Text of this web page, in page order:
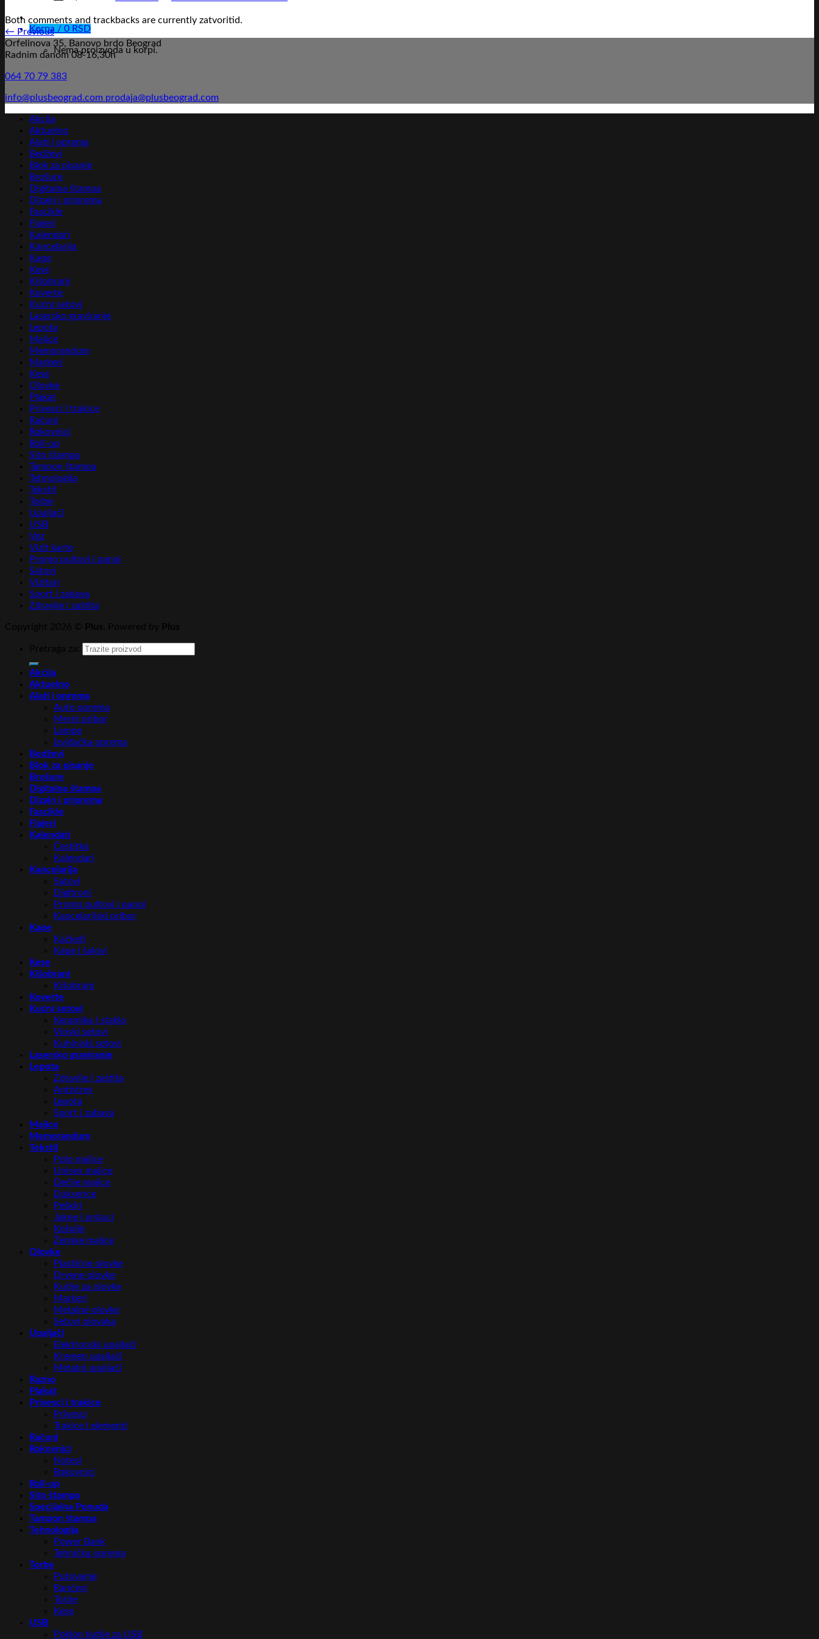
Korpa / 0 RSD
Nema proizvoda u korpi.
Both comments and trackbacks are currently zatvoritid.
← Previous
Orfelinova 35, Banovo brdo Beograd
Radnim danom 08-16,30h
064 70 79 383
info@plusbeograd.com prodaja@plusbeograd.com
Akcija
Aktuelno
Alati i oprema
Bedževi
Blok za pisanje
Brošure
Digitalna štampa
Dizajn i priprema
Fascikle
Flajeri
Kalendari
Kancelarija
Kape
Kese
Kišobrani
Koverte
Kućni setovi
Lasersko graviranje
Lepota
Majice
Memorandum
Markeri
Kese
Olovke
Plakat
Privesci i trakice
Računi
Rokovnici
Roll-up
Sito štampa
Tampon štampa
Tehnologija
Tekstil
Torbe
Upaljači
USB
Vez
Vizit karte
Promo pultovi i panoi
Satovi
Vizitari
Sport i zabava
Zdravlje i zaštita
Akcija
Aktuelno
Alati i oprema
Auto oprema
Merni pribor
Lampe
Izviđačka oprema
Bedževi
Blok za pisanje
Brošure
Digitalna štampa
Dizajn i priprema
Fascikle
Flajeri
Kalendari
Čestitke
Kalendari
Kancelarija
Satovi
Digitroni
Promo pultovi i panoi
Kancelarijski pribor
Kape
Kačketi
Kape i šalovi
Kese
Kišobrani
Kišobrani
Koverte
Kućni setovi
Keramika i staklo
Vinski setovi
Kuhinjski setovi
Lasersko graviranje
Lepota
Zdravlje i zaštita
Antistres
Lepota
Sport i zabava
Majice
Memorandum
Tekstil
Polo majice
Unisex majice
Dečije majice
Dukserice
Peškiri
Jakne i prsluci
Košulje
Ženske majice
Olovke
Plastične olovke
Drvene olovke
Kutije za olovke
Markeri
Metalne olovke
Setovi olovaka
Upaljači
Elektronski upaljači
Kremen upaljači
Metalni upaljači
Razno
Plakat
Privesci i trakice
Privesci
Trakice i elementi
Računi
Rokovnici
Notesi
Rokovnici
Roll-up
Sito štampa
Specijalna Ponuda
Tampon štampa
Tehnologija
Power Bank
Tehnička oprema
Torbe
Putovanje
Rančevi
Torbe
Kese
USB
Poklon kutije za USB